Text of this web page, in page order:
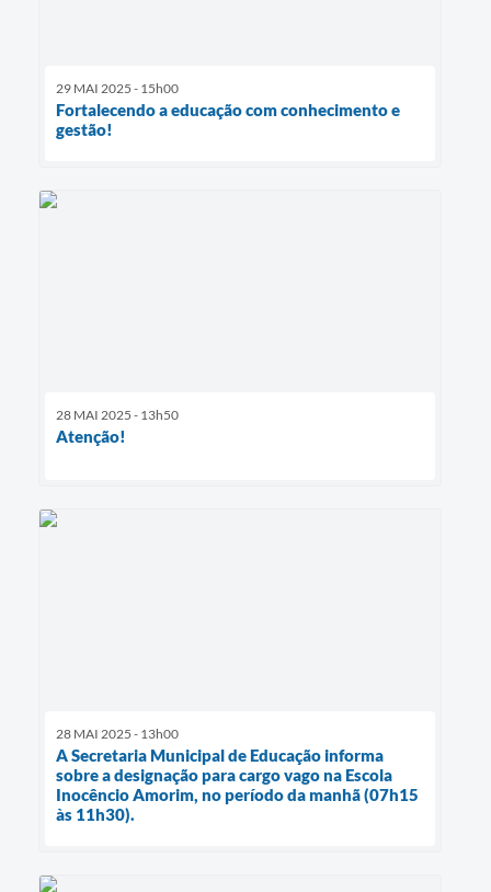
29 MAI 2025 - 15h00
Fortalecendo a educação com conhecimento e
gestão!
28 MAI 2025 - 13h50
Atenção!
28 MAI 2025 - 13h00
A Secretaria Municipal de Educação informa
sobre a designação para cargo vago na Escola
Inocêncio Amorim, no período da manhã (07h15
às 11h30).